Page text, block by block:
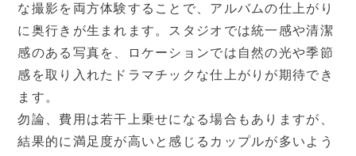
な撮影を両方体験することで、アルバムの仕上がり
に奥行きが生まれます。スタジオでは統一感や清潔
感のある写真を、ロケーションでは自然の光や季節
感を取り入れたドラマチックな仕上がりが期待でき
ます。
勿論、費用は若干上乗せになる場合もありますが、
結果的に満足度が高いと感じるカップルが多いよう